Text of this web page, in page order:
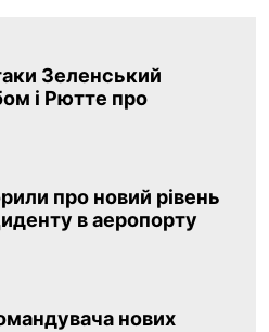
Зеленський
і Рютте про
про новий рівень
в аеропорту
нових